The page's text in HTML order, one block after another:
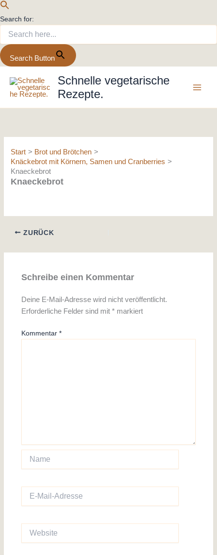
Search for:
Search Button
Inhalt
springen
Schnelle vegetarische
Rezepte.
Start
Brot und Brötchen
Knäckebrot mit Körnern, Samen und Cranberries
Knaeckebrot
Knaeckebrot
ZURÜCK
Schreibe einen Kommentar
Deine E-Mail-Adresse wird nicht veröffentlicht.
Erforderliche Felder sind mit* markiert
Kommentar*
Name
Mail-